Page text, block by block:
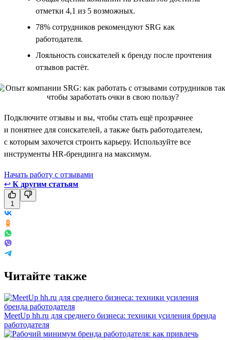
отметки 4,1 из 5 возможных.
78% сотрудников рекомендуют SRG как
работодателя.
Лояльность соискателей к бренду после прочтения
отзывов растёт.
Подключите отзывы и вы, чтобы стать ещё прозрачнее
и понятнее для соискателей, а также быть работодателем,
с которым захочется строить карьеру. Используйте все
инструменты HR-брендинга на максимум.
Начать работу с отзывами
↩ К другим статьям
1
Читайте также
MeetUp hh.ru для среднего бизнеса: техники усиления бренда
работодателя